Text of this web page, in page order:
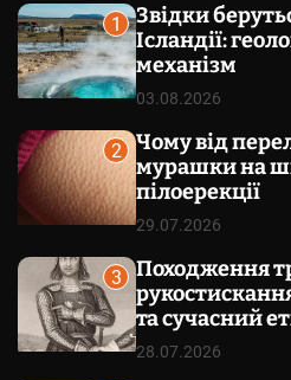
1
Звідки
Ісландії:
механізм
03.08.2026
2
Чому від
мурашки на
пілоерекції
29.07.2026
3
Походження
та сучасний
28.07.2026